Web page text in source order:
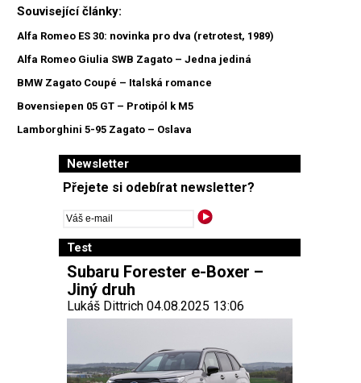
Související články:
Alfa Romeo ES 30: novinka pro dva (retrotest, 1989)
Alfa Romeo Giulia SWB Zagato – Jedna jediná
BMW Zagato Coupé – Italská romance
Bovensiepen 05 GT – Protipól k M5
Lamborghini 5-95 Zagato – Oslava
Newsletter
Přejete si odebírat newsletter?
Test
Subaru Forester e-Boxer –
Jiný druh
Lukáš Dittrich 04.08.2025 13:06